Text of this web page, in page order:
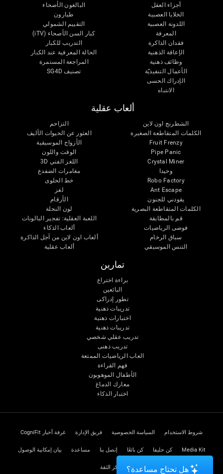
أجزاء العقل
الخلايا العصبية
اللدونة العصبية
المعرفة
فقدان الذاكرة
الإعاقة الذهنية
وظائف ذهنية
الأعمال التنفيذيّة
الإدراك الحسى
الانتباه
البالغون الأصحاء
طيارون
التقييم الشمولي
كبار السن الأصحاء (iTV)
التدريب للكبار
الحالة المعرفية عند الكبار
المراجعة المستمرة
تصنيف SG4D
ألعاب عقلية
الشطرنج اون لاين
الكلمات المتقاطعة الصغيرة
Fruit Frenzy
Pipe Panic
Crystal Miner
وحيدا
Robo Factory
Ant Escape
يقودني للجنون
الكلمات المتقاطعة البصرية
قم بالمطابقة
فوضى الرياضيات
سباق الرخام
التنس الموسيقي
التزاحم
العثور عن الحيوات الأليف
الأزواج الموسيقية
الوقت واللون
اللغز الفني 3D
مغامرات الضفدع
خط الحلوى
لغز
الأرقام
لون النحلة
اللعبة العقلية: تفجير البالونات
ألعاب الذكاء
ألعاب اون لاين من آجل الذاكرة
ألعاب عقلية
تمارين
براءة اختراع
البائعين
تطور إدراكى
تدريبات ذهنية
اختبارات ذهنية
تدريبات ذهنية
تدريب عقلي شخصي
تدريب ذهنى
العاب الرياضيات الممتعة
فهم القراءة
الأطفال الموهوبون
معارك الدماغ
اختبار الذكاء
شروط الاستخدام السياسة الخصوصية فريق الإدارة غرفة أخبار CogniFit
Media Kit كن حليفا كن بائعًا إتصل بنا مساعدة بيان إمكانية الوصول
مركز الثقة هل تحتاج مساعدة؟